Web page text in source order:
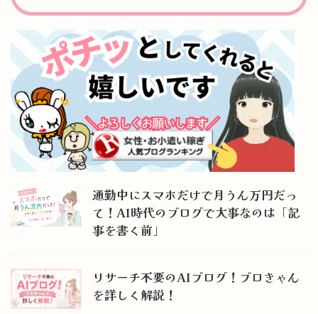
通勤中にスマホだけで月うん万円だっ
て！AI時代のブログで大事なのは「記
事を書く前」
リサーチ不要のAIブログ！ブロきゃん
を詳しく解説！